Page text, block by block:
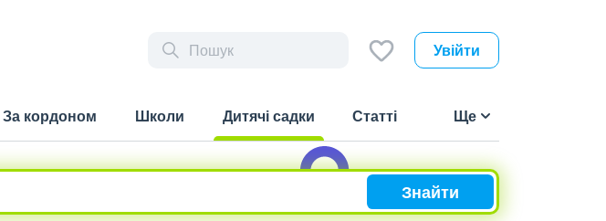
Увійти
За кордоном Школи
Дитячі садки
Статті Ще
Знайти